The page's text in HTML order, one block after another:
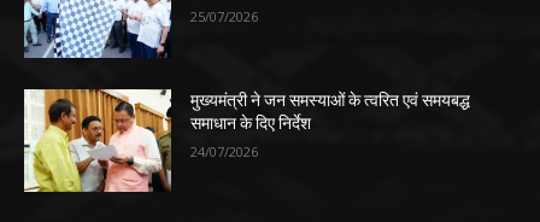
25/07/2026
मुख्यमंत्री ने जन समस्याओं के त्वरित एवं समयबद्ध
समाधान के दिए निर्देश
24/07/2026